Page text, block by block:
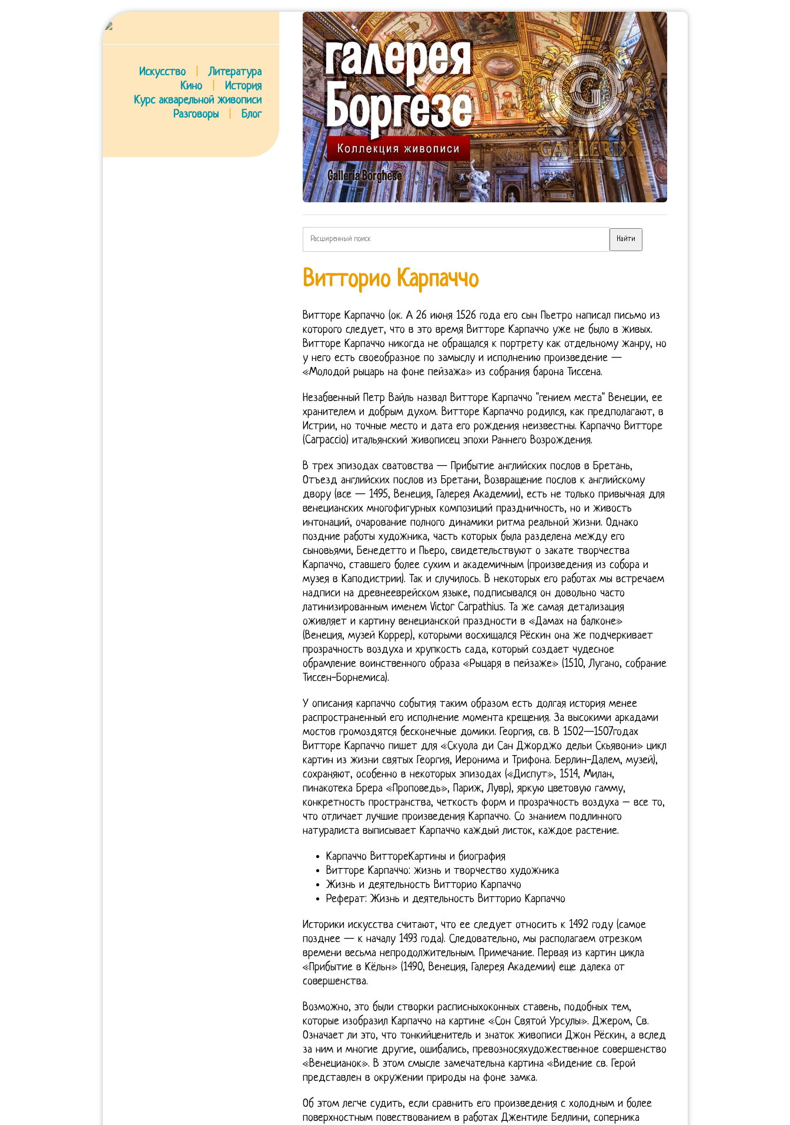
Искусство
Литература
Кино
История
Курс акварельной живописи
Разговоры
Блог
Витторио Карпаччо
Витторе Карпаччо (ок. А 26 июня 1526 года его сын Пьетро написал письмо из
которого следует, что в это время Витторе Карпаччо уже не было в живых.
Витторе Карпаччо никогда не обращался к портрету как отдельному жанру, но
у него есть своеобразное по замыслу и исполнению произведение —
«Молодой рыцарь на фоне пейзажа» из собрания барона Тиссена.
Незабвенный Петр Вайль назвал Витторе Карпаччо "гением места" Венеции, ее
хранителем и добрым духом. Витторе Карпаччо родился, как предполагают, в
Истрии, но точные место и дата его рождения неизвестны. Карпаччо Витторе
(Carpaccio) итальянский живописец эпохи Раннего Возрождения.
В трех эпизодах сватовства — Прибытие английских послов в Бретань,
Отъезд английских послов из Бретани, Возвращение послов к английскому
двору (все — 1495, Венеция, Галерея Академии), есть не только привычная для
венецианских многофигурных композиций праздничность, но и живость
интонаций, очарование полного динамики ритма реальной жизни. Однако
поздние работы художника, часть которых была разделена между его
сыновьями, Бенедетто и Пьеро, свидетельствуют о закате творчества
Карпаччо, ставшего более сухим и академичным (произведения из собора и
музея в Каподистрии). Так и случилось. В некоторых его работах мы встречаем
надписи на древнееврейском языке, подписывался он довольно часто
латинизированным именем Victor Carpathius. Та же самая детализация
оживляет и картину венецианской праздности в «Дамах на балконе»
(Венеция, музей Коррер), которыми восхищался Рёскин она же подчеркивает
прозрачность воздуха и хрупкость сада, который создает чудесное
обрамление воинственного образа «Рыцаря в пейзаже» (1510, Лугано, собрание
Тиссен-Борнемиса).
У описания карпаччо события таким образом есть долгая история менее
распространенный его исполнение момента крещения. За высокими аркадами
мостов громоздятся бесконечные домики. Георгия, св. В 1502—1507годах
Витторе Карпаччо пишет для «Скуола ди Сан Джорджо дельи Скьявони» цикл
картин из жизни святых Георгия, Иеронима и Трифона. Берлин-Далем, музей),
сохраняют, особенно в некоторых эпизодах («Диспут», 1514, Милан,
пинакотека Брера «Проповедь», Париж, Лувр), яркую цветовую гамму,
конкретность пространства, четкость форм и прозрачность воздуха – все то,
что отличает лучшие произведения Карпаччо. Со знанием подлинного
натуралиста выписывает Карпаччо каждый листок, каждое растение.
Карпаччо ВиттореКартины и биография
Витторе Карпаччо: жизнь и творчество художника
Жизнь и деятельность Витторио Карпаччо
Реферат: Жизнь и деятельность Витторио Карпаччо
Историки искусства считают, что ее следует относить к 1492 году (самое
позднее — к началу 1493 года). Следовательно, мы располагаем отрезком
времени весьма непродолжительным. Примечание. Первая из картин цикла
«Прибытие в Кёльн» (1490, Венеция, Галерея Академии) еще далека от
совершенства.
Возможно, это были створки расписныхоконных ставень, подобных тем,
которые изобразил Карпаччо на картине «Сон Святой Урсулы». Джером, Св.
Означает ли это, что тонкийценитель и знаток живописи Джон Рёскин, а вслед
за ним и многие другие, ошибались, превозносяхудожественное совершенство
«Венецианок». В этом смысле замечательна картина «Видение св. Герой
представлен в окружении природы на фоне замка.
Об этом легче судить, если сравнить его произведения с холодным и более
поверхностным повествованием в работах Джентиле Беллини, соперника